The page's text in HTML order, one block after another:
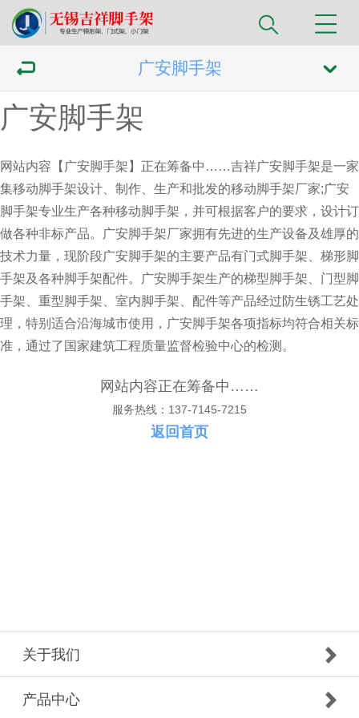
广安脚手架
广安脚手架
网站内容【广安脚手架】正在筹备中……吉祥广安脚手架是一家
集移动脚手架设计、制作、生产和批发的移动脚手架厂家;广安
脚手架专业生产各种移动脚手架，并可根据客户的要求，设计订
做各种非标产品。广安脚手架厂家拥有先进的生产设备及雄厚的
技术力量，现阶段广安脚手架的主要产品有门式脚手架、梯形脚
手架及各种脚手架配件。广安脚手架生产的梯型脚手架、门型脚
手架、重型脚手架、室内脚手架、配件等产品经过防生锈工艺处
理，特别适合沿海城市使用， 广安脚手架各项指标均符合相关标
准，通过了国家建筑工程质量监督检验中心的检测。
网站内容正在筹备中……
服务热线：137-7145-7215
返回首页
关于我们
产品中心